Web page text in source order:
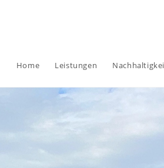
Home Leistungen